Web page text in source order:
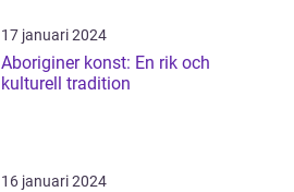
17 januari 2024
Aboriginer konst: En rik och
kulturell tradition
16 januari 2024